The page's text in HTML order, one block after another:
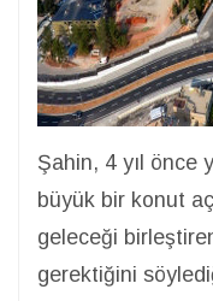
Şahin, 4 yıl önce
büyük bir konut
geleceği
gerektiğini